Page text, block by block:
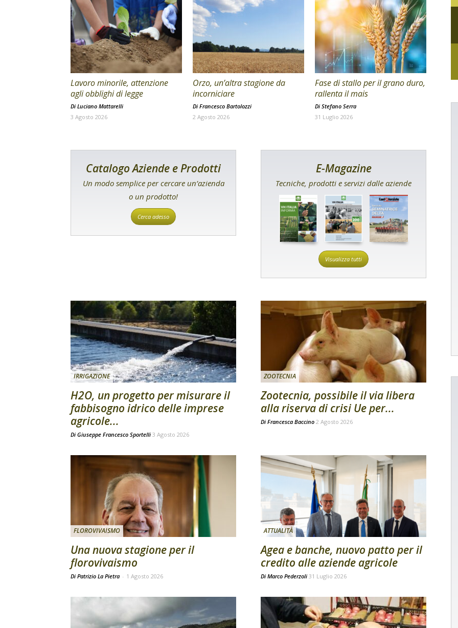
Lavoro minorile, attenzione
agli obblighi di legge
Di Luciano Mattarelli
3 Agosto 2026
Orzo, un’altra stagione da
incorniciare
Di Francesco Bartolozzi
2 Agosto 2026
Fase di stallo per il grano duro,
rallenta il mais
Di Stefano Serra
31 Luglio 2026
Catalogo Aziende e Prodotti
Un modo semplice per cercare un’azienda
o un prodotto!
Cerca adesso
E-Magazine
Tecniche, prodotti e servizi dalle aziende
Visualizza tutti
IRRIGAZIONE
H2O, un progetto per misurare il
fabbisogno idrico delle imprese
agricole...
Di Giuseppe Francesco Sportelli 3 Agosto 2026
ZOOTECNIA
Zootecnia, possibile il via libera
alla riserva di crisi Ue per...
Di Francesca Baccino 2 Agosto 2026
FLOROVIVAISMO
Una nuova stagione per il
florovivaismo
Di Patrizio La Pietra - 1 Agosto 2026
ATTUALITÀ
Agea e banche, nuovo patto per il
credito alle aziende agricole
Di Marco Pederzoli 31 Luglio 2026